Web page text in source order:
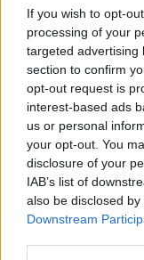
If you wish to opt-
processing of your
targeted advertising
section to confirm
opt-out request is
interest-based ads
us or personal
your opt-out. You
disclosure of your
IAB’s list of
also be disclosed
Downstream
Első műsoruk,
azonnal ismertté
cselekményes
egyedülálló
gyötrelmes
képességű és
hozzá, s az
együttes
kerülni rang volt,
jelentkezők
az
szépségre is.